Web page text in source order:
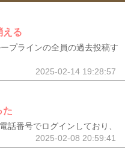
える
プラインの全員の過去投稿す
2025-02-14 19:28:57
た
話番号でログインしており、
2025-02-08 20:59:41